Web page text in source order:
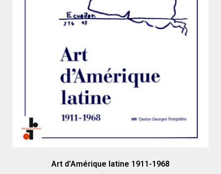
Art d’Amérique latine 1911-1968